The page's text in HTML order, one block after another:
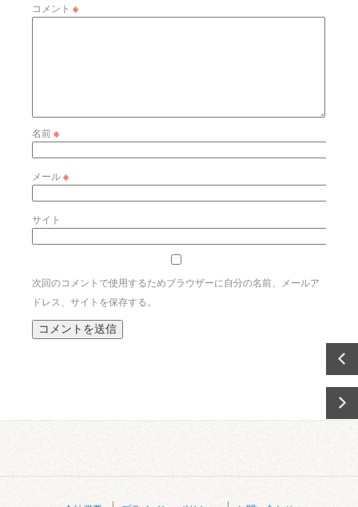
コメント ※
名前※
メール※
サイト
次回のコメントで使用するためブラウザーに自分の名前、メールア
ドレス、サイトを保存する。